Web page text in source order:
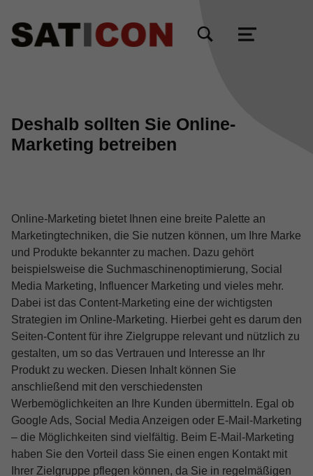
TOGGLE SEARCH FORM MODAL BOX
MENU
Deshalb sollten Sie Online-
Marketing betreiben
Online-Marketing bietet Ihnen eine breite Palette an
Marketingtechniken, die Sie nutzen können, um Ihre Marke
und Produkte bekannter zu machen. Dazu gehört
beispielsweise die Suchmaschinenoptimierung, Social
Media Marketing, Influencer Marketing und vieles mehr.
Dabei ist das Content-Marketing eine der wichtigsten
Strategien im Online-Marketing. Hierbei geht es darum den
Seiten-Content für ihre Zielgruppe relevant und nützlich zu
gestalten, um so das Vertrauen und Interesse an Ihr
Produkt zu wecken. Diesen Inhalt können Sie
anschließend mit den verschiedensten
Werbemöglichkeiten an Ihre Kunden übermitteln. Egal ob
Google Ads, Social Media Anzeigen oder E-Mail-Marketing
– die Möglichkeiten sind vielfältig. Beim E-Mail-Marketing
haben Sie den Vorteil dass Sie einen engen Kontakt mit
Ihrer Zielgruppe pflegen können, da Sie in regelmäßigen